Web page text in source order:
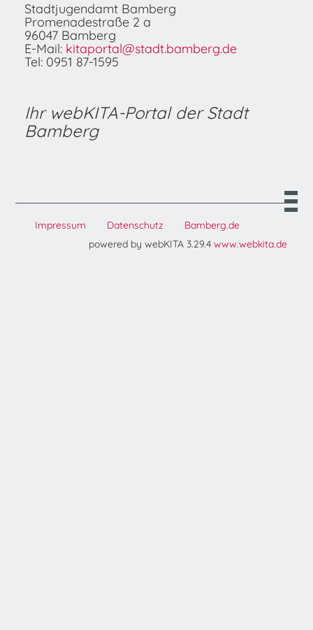
Stadtjugendamt Bamberg
Promenadestraße 2 a
96047 Bamberg
E-Mail: kitaportal@stadt.bamberg.de
Tel: 0951 87-1595
Ihr webKITA-Portal der Stadt
Bamberg
Impressum Datenschutz
Bamberg.de
powered by webKITA 3.29.4 www.webkita.de